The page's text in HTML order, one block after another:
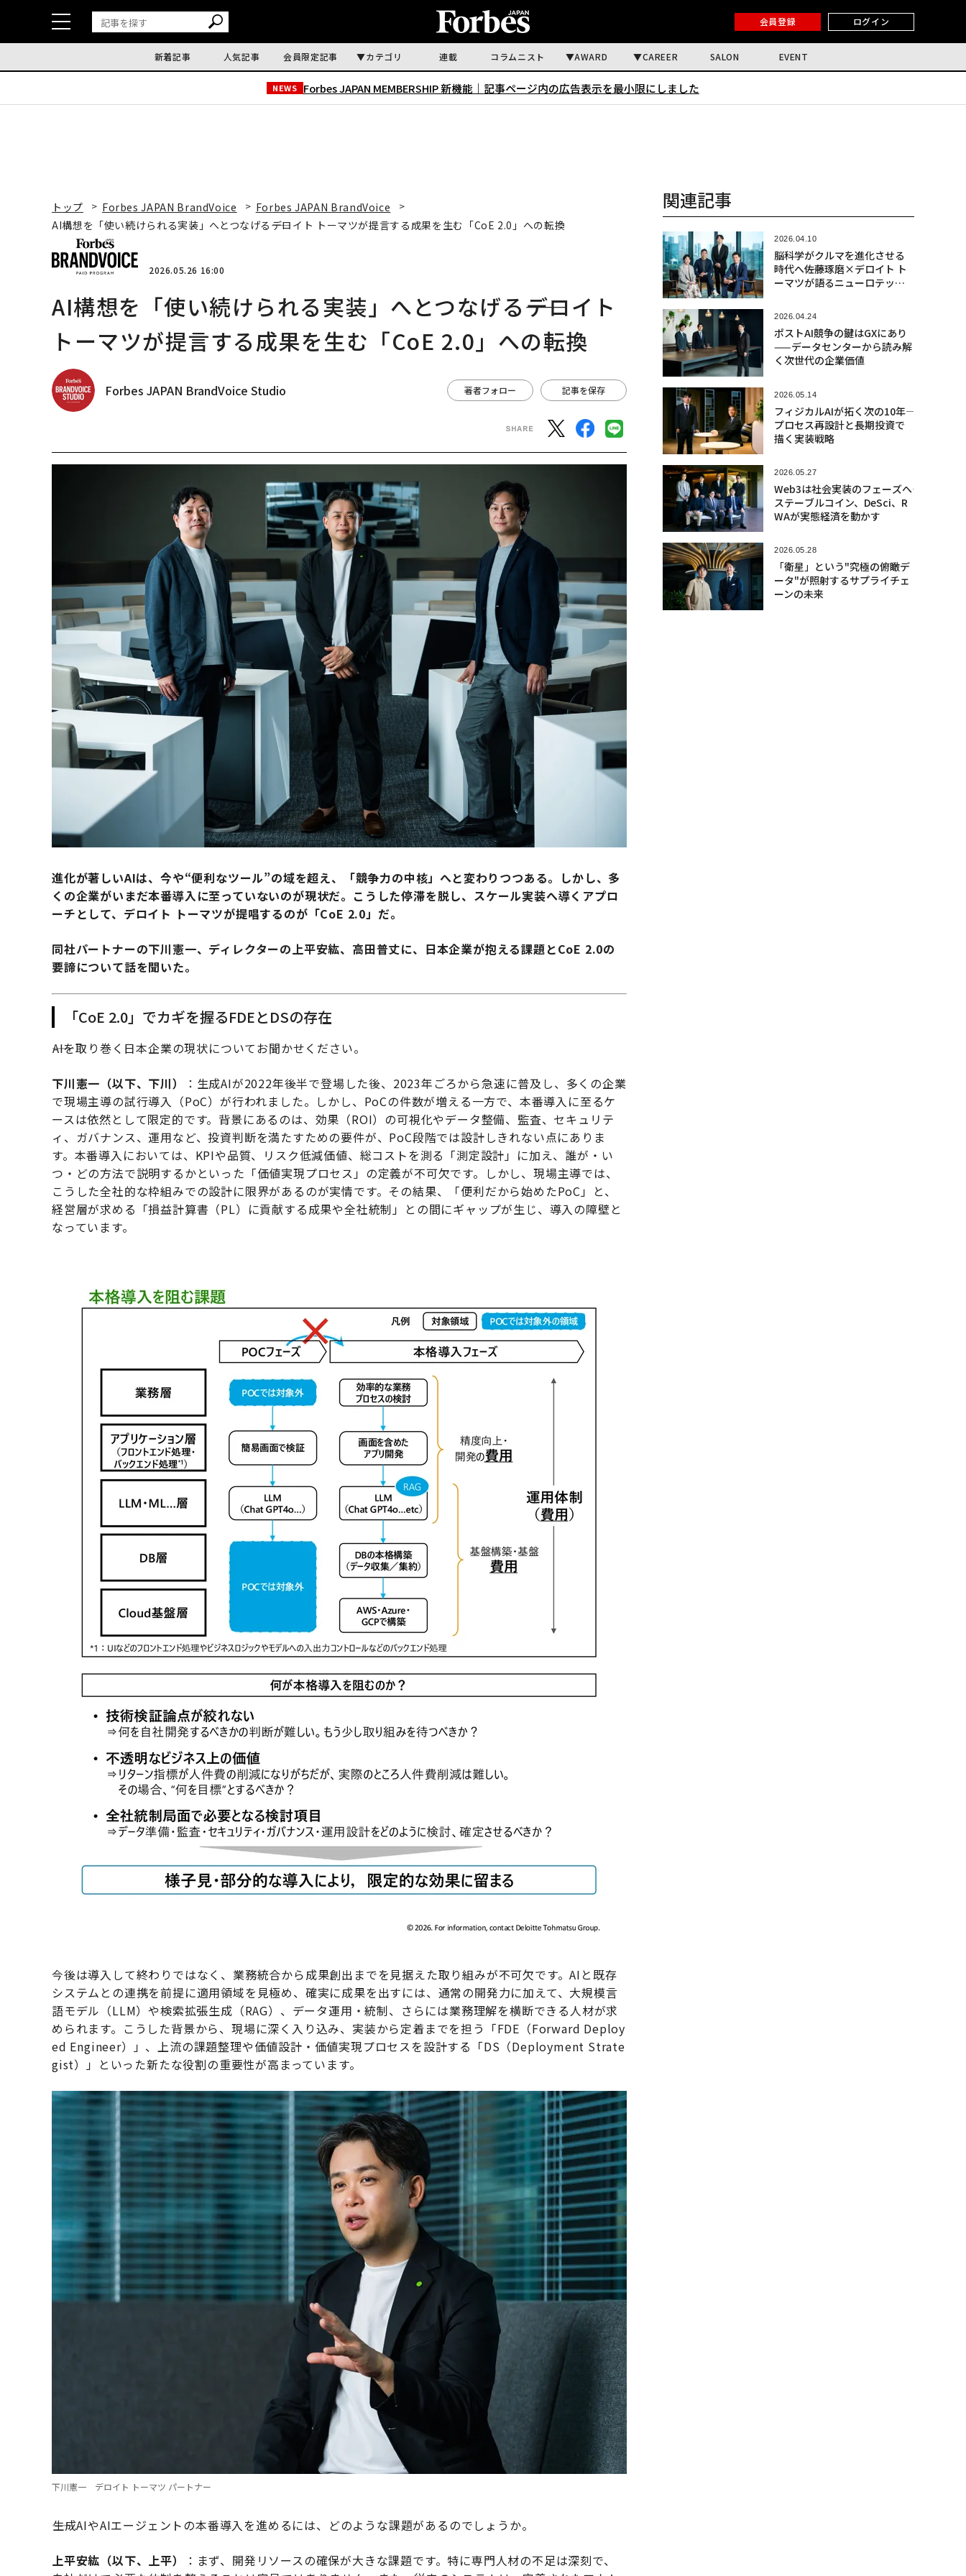
会員登録 ログイン
新着記事 人気記事 会員限定記事 カテゴリ 連載 コラムニスト AWARD CAREER SALON EVENT
NEWS Forbes JAPAN MEMBERSHIP 新機能｜ 記事ページ内の広告表示を最小限にしました
トップ Forbes JAPAN BrandVoice
Forbes JAPAN BrandVoice
AI構想を「使い続けられる実装」へとつなげる――デロイト トーマツが提言する成果を生む「CoE 2.0」への転換
2026.05.26 16:00
AI構想を「使い続けられる実装」へとつなげる――デロイト
トーマツが提言する成果を生む「CoE 2.0」への転換
Forbes JAPAN BrandVoice Studio 著者フォロー 記事を保存
進化が著しいAIは、今や“便利なツール”の域を超え、「競争力の中核」へと変わりつつある。しかし、多
くの企業がいまだ本番導入に至っていないのが現状だ。こうした停滞を脱し、スケール実装へ導くアプロ
ーチとして、デロイト トーマツが提唱するのが「CoE 2.0」だ。
同社パートナーの下川憲一、ディレクターの上平安紘、高田普丈に、日本企業が抱える課題とCoE 2.0の
要諦について話を聞いた。
「CoE 2.0」でカギを握るFDEとDSの存在
――AIを取り巻く日本企業の現状についてお聞かせください。
下川憲一（以下、下川）
：生成AIが2022年後半で登場した後、2023年ごろから急速に普及し、多くの企業
で現場主導の試行導入（PoC）が行われました。しかし、PoCの件数が増える一方で、本番導入に至るケ
ースは依然として限定的です。背景にあるのは、効果（ROI）の可視化やデータ整備、監査、セキュリテ
ィ、ガバナンス、運用など、投資判断を満たすための要件が、PoC段階では設計しきれない点にありま
す。本番導入においては、KPIや品質、リスク低減価値、総コストを測る「測定設計」に加え、誰が・い
つ・どの方法で説明するかといった「価値実現プロセス」の定義が不可欠です。しかし、現場主導では、
こうした全社的な枠組みでの設計に限界があるのが実情です。その結果、「便利だから始めたPoC」と、
経営層が求める「損益計算書（PL）に貢献する成果や全社統制」との間にギャップが生じ、導入の障壁と
なっています。
今後は導入して終わりではなく、業務統合から成果創出までを見据えた取り組みが不可欠です。AIと既存
システムとの連携を前提に適用領域を見極め、確実に成果を出すには、通常の開発力に加えて、大規模言
語モデル（LLM）や検索拡張生成（RAG）、データ運用・統制、さらには業務理解を横断できる人材が求
められます。こうした背景から、現場に深く入り込み、実装から定着までを担う「FDE（Forward Deploy
ed Engineer）」、上流の課題整理や価値設計・価値実現プロセスを設計する「DS（Deployment Strate
gist）」といった新たな役割の重要性が高まっています。
下川憲一 デロイト トーマツ パートナー
――生成AIやAIエージェントの本番導入を進めるには、どのような課題があるのでしょうか。
上平安紘（以下、上平）
：まず、開発リソースの確保が大きな課題です。特に専門人材の不足は深刻で、
関連記事
2026.04.10
脳科学がクルマを進化させる
時代へ――佐藤琢磨×デロイト ト
ーマツが語るニューロテック
2026.04.24
ポストAI競争の鍵はGXにあり
——データセンターから読み解
く次世代の企業価値
2026.05.14
フィジカルAIが拓く次の10年――
プロセス再設計と長期投資で
描く実装戦略
2026.05.27
Web3は社会実装のフェーズへ――
ステーブルコイン、DeSci、R
WAが実態経済を動かす
2026.05.28
「衛星」という"究極の俯瞰デ
ータ"が照射するサプライチェ
ーンの未来